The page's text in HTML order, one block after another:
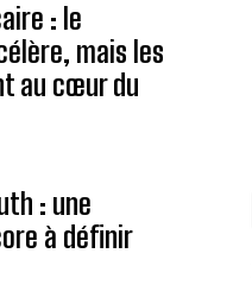
: le
mais les
au cœur du
: une
à définir